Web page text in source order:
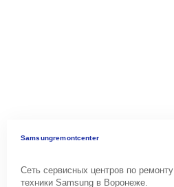
Samsungremontcenter
Сеть сервисных центров по ремонту
техники Samsung в Воронеже.